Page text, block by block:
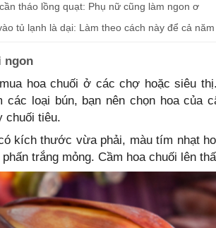
tháo lồng quạt: Phụ nữ cũng làm ngon ơ
tủ lạnh là dại: Làm theo cách này để cả
ngon
hoa chuối ở các chợ hoặc siêu
các loại bún, bạn nên chọn hoa của
chuối tiêu.
kích thước vừa phải, màu tím nhạt
trắng mỏng. Cầm hoa chuối lên